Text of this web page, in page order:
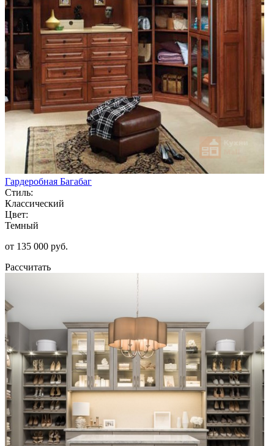
Гардеробная Багабаг
Стиль:
Классический
Цвет:
Темный
от 135 000 руб.
Рассчитать